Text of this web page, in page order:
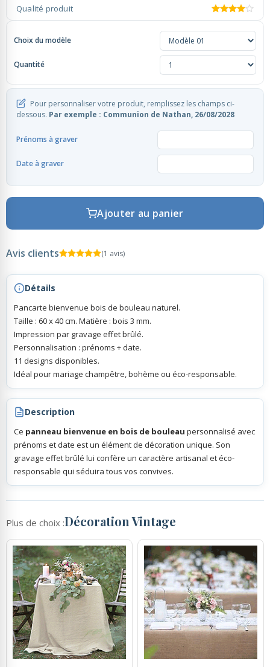
Scrapbooking, Loisirs Créatifs
Qualité produit
Choix du modèle
Quantité
Pour personnaliser votre produit, remplissez les champs ci-
dessous. Par exemple : Communion de Nathan, 26/08/2028
Prénoms à graver
Date à graver
Ajouter au panier
Avis clients (1 avis)
Détails
Pancarte bienvenue bois de bouleau naturel.
Taille : 60 x 40 cm. Matière : bois 3 mm.
Impression par gravage effet brûlé.
Personnalisation : prénoms + date.
11 designs disponibles.
Idéal pour mariage champêtre, bohème ou éco-responsable.
Description
Ce panneau bienvenue en bois de bouleau personnalisé avec
prénoms et date est un élément de décoration unique. Son
gravage effet brûlé lui confère un caractère artisanal et éco-
responsable qui séduira tous vos convives.
Plus de choix :Décoration Vintage